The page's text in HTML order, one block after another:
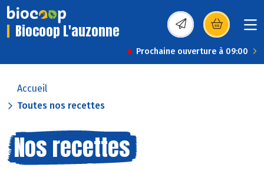
Biocoop L'auzonne (s’ouvre dans une
Prochaine ouverture à 09:00
Accueil
Toutes nos recettes
Nos recettes